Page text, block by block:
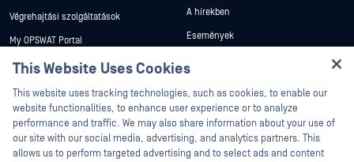
Végrehajtási szolgáltatások
My OPSWAT Portal
Műszaki dokumentáció
Képzések
Biztonsági sebezhetőségi program
Partnerek
Tanúsítvány
A hírekben
Események
Fehér könyvek
This Website Uses Cookies
This website uses tracking technologies, such as cookies, to enable our
website functionalities, to enhance user experience or to analyze
performance and traffic. We may also share information about your use of
our site with our social media, advertising, and analytics partners. This
allows us to perform targeted advertising and to select ads and content
Hey there!
I'm Ozzy, your OPSWAT virtual assistant.
How can I help you secure what's critical
today?